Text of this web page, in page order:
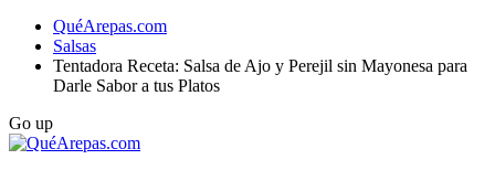
QuéArepas.com
Salsas
Tentadora Receta: Salsa de Ajo y Perejil sin Mayonesa para
Darle Sabor a tus Platos
Go up